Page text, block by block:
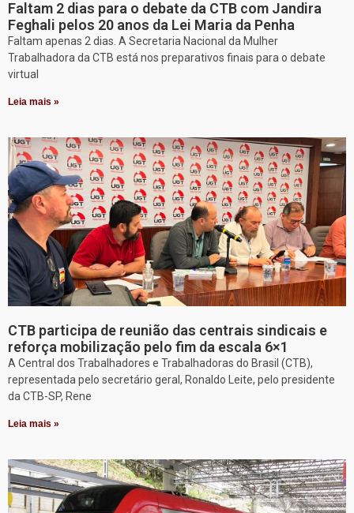
Faltam 2 dias para o debate da CTB com Jandira
Feghali pelos 20 anos da Lei Maria da Penha
Faltam apenas 2 dias. A Secretaria Nacional da Mulher
Trabalhadora da CTB está nos preparativos finais para o debate
virtual
Leia mais »
CTB participa de reunião das centrais sindicais e
reforça mobilização pelo fim da escala 6×1
A Central dos Trabalhadores e Trabalhadoras do Brasil (CTB),
representada pelo secretário geral, Ronaldo Leite, pelo presidente
da CTB-SP, Rene
Leia mais »